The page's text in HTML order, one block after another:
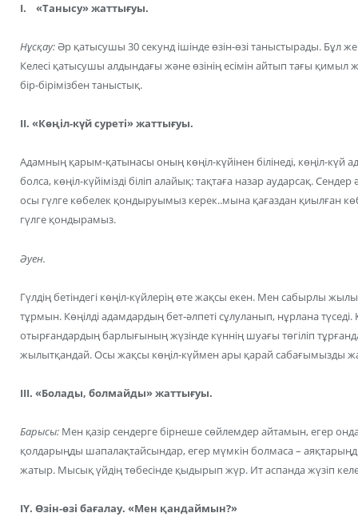
I. «Танысу» жаттығуы.
Нұсқау:Әр қатысушы 30 секунд ішінде өзін-өзі таныстырады. Бұл
Келесі қатысушы алдындағы және өзінің есімін айтып тағы қимыл
бір-бірімізбен таныстық.
II. «Көңіл-күй суреті» жаттығуы.
Адамның қарым-қатынасы оның көңіл-күйінен білінеді, көңіл-күй
болса, көңіл-күйімізді біліп алайық: тақтаға назар аударсақ. Сендер
осы гүлге көбелек қондыруымыз керек..мына қағаздан қиылған
гүлге қондырамыз.
Әуен.
Гүлдің бетіндегі көңіл-күйлерің өте жақсы екен. Мен сабырлы
тұрмын. Көңілді адамдардың бет-әлпеті сұлуланып, нұрлана түседі.
отырғандардың барлығының жүзінде күннің шуағы төгіліп
жылытқандай. Осы жақсы көңіл-күймен ары қарай сабағымызды
III. «Болады, болмайды» жаттығуы.
Барысы: Мен қазір сендерге бірнеше сөйлемдер айтамын, егер
қолдарыңды шапалақтайсындар, егер мүмкін болмаса –
жатыр. Мысық үйдің төбесінде қыдырып жүр. Ит аспанда жүзіп
IY. Өзін-өзі бағалау. «Мен қандаймын?»